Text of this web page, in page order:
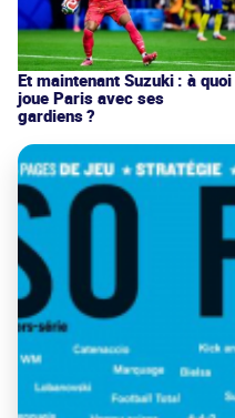
Et maintenant Suzuki : à quoi
joue Paris avec ses
gardiens ?